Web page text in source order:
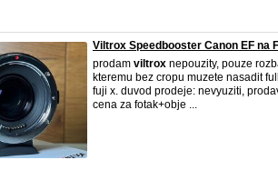
Viltrox Speedbooster Canon EF na
prodam viltrox nepouzity, pouze
kteremu bez cropu muzete nasadit
fuji x. duvod prodeje: nevyuziti,
cena za fotak+obje ...